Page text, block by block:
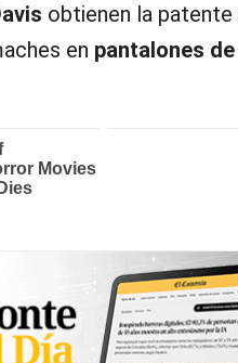
obtienen la
en pantalones